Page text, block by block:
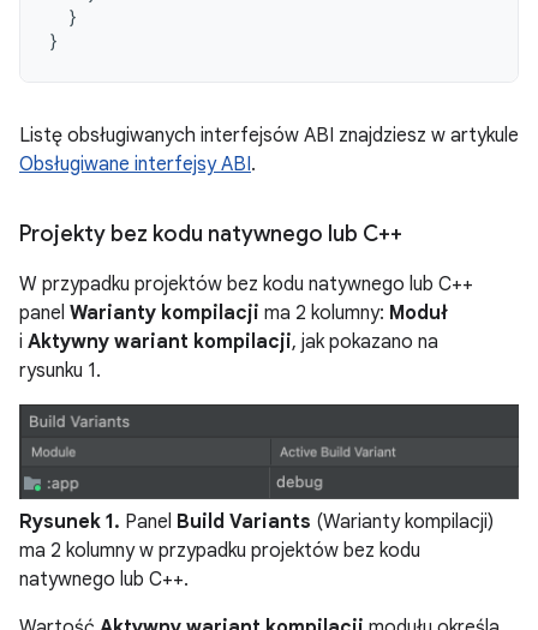
}
}
Listę obsługiwanych interfejsów ABI znajdziesz w artykule
Obsługiwane interfejsy ABI.
Projekty bez kodu natywnego lub C++
W przypadku projektów bez kodu natywnego lub C++
panel Warianty kompilacji ma 2 kolumny: Moduł
i Aktywny wariant kompilacji, jak pokazano na
rysunku 1.
Rysunek 1. Panel Build Variants (Warianty kompilacji)
ma 2 kolumny w przypadku projektów bez kodu
natywnego lub C++.